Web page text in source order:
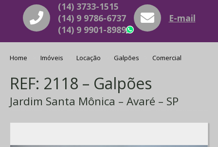
(14) 3733-1515
(14) 9 9786-6737
(14) 9 9901-8989
WhatsApp
E-mail
Home Imóveis Locação Galpões Comercial
REF: 2118 – Galpões
Jardim Santa Mônica – Avaré – SP